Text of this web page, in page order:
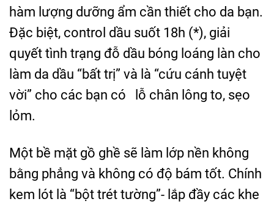
hàm lượng dưỡng ẩm cần thiết cho da bạn.
Đặc biệt, control dầu suốt 18h (*), giải
quyết tình trạng đỗ dầu bóng loáng làn cho
làm da dầu “bất trị” và là “cứu cánh tuyệt
vời” cho các bạn có lỗ chân lông to, sẹo
lỏm.
Một bề mặt gồ ghề sẽ làm lớp nền không
bằng phẳng và không có độ bám tốt. Chính
kem lót là “bột trét tường”- lắp đầy các khe